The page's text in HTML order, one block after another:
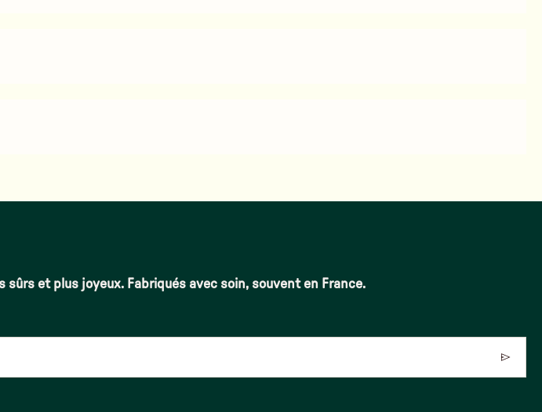
et plus joyeux. Fabriqués avec soin, souvent en France.